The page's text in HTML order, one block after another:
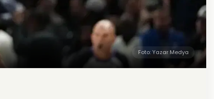
Foto: Yazar Medya